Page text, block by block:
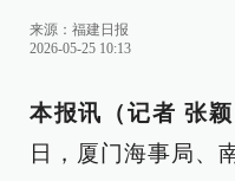
来源： 福建日报
2026-05-25 10:13
本报讯（记者 张
日，厦门海事局、